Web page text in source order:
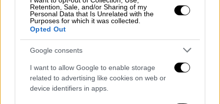
Retention, Sale, and/or Sharing of my
Personal Data that Is Unrelated with the
Purposes for which it was collected.
Opted Out
Google consents
I want to allow Google to enable storage
related to advertising like cookies on web or
device identifiers in apps.
Νοσοκομείο του Λονδίνου (UCLH), το οποίο
ηγείται της δοκιμής στο Ηνωμένο Βασίλειο.
«Είναι εύκολο στη χορήγηση, μπορείτε να
επιλέξετε συγκεκριμένα αντιγόνα στο
καρκινικό κύτταρο και στη συνέχεια να τα
στοχεύσετε. Αυτή η τεχνολογία αποτελεί το
επόμενο μεγάλο βήμα στη θεραπεία του